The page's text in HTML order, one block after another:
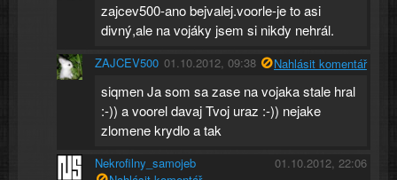
zajcev500-ano bejvalej.voorle-je to asi
divný,ale na vojáky jsem si nikdy nehrál.
ZAJCEV500 01.10.2012, 09:38 Nahlásit komentář
siqmen Ja som sa zase na vojaka stale hral
:-)) a voorel davaj Tvoj uraz :-)) nejake
zlomene krydlo a tak
Nekrofilny_samojeb
01.10.2012, 22:06